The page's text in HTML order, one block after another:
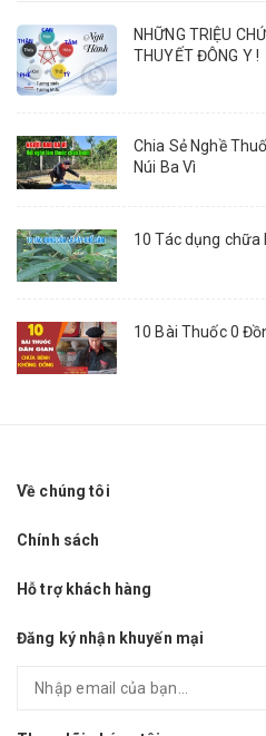
NHỮNG TRIỆU
THUYẾT ĐÔNG Y !
Chia Sẻ Nghề
Núi Ba Vì
10 Tác dụng chữa
10 Bài Thuốc 0
Về chúng tôi
Chính sách
Hỗ trợ khách hàng
Đăng ký nhận khuyến mại